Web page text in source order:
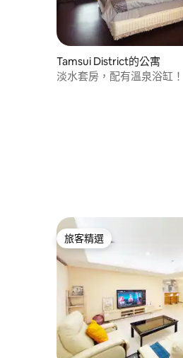
Tamsui District的公寓
淡水套房，配有溫泉浴缸！
旅客精選
旅客精選